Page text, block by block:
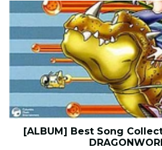
[ALBUM] Best Song